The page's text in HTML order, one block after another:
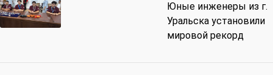
Юные инженеры из г.
Уральска установили
мировой рекорд